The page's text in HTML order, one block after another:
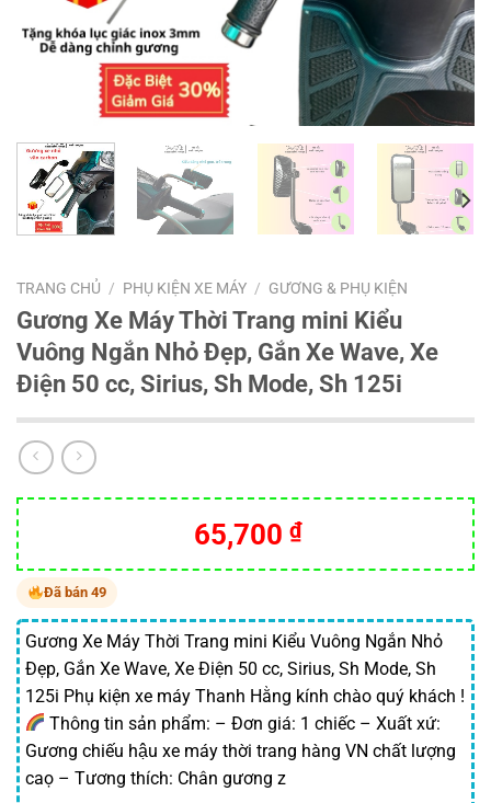
TRANG CHỦ / PHỤ KIỆN XE MÁY / GƯƠNG & PHỤ KIỆN
Gương Xe Máy Thời Trang mini Kiểu
Vuông Ngắn Nhỏ Đẹp, Gắn Xe Wave, Xe
Điện 50 cc, Sirius, Sh Mode, Sh 125i
65,700 ₫
Đã bán 49
Gương Xe Máy Thời Trang mini Kiểu Vuông Ngắn Nhỏ
Đẹp, Gắn Xe Wave, Xe Điện 50 cc, Sirius, Sh Mode, Sh
125i Phụ kiện xe máy Thanh Hằng kính chào quý khách !
Thông tin sản phẩm: – Đơn giá: 1 chiếc – Xuất xứ:
Gương chiếu hậu xe máy thời trang hàng VN chất lượng
caọ – Tương thích: Chân gương z